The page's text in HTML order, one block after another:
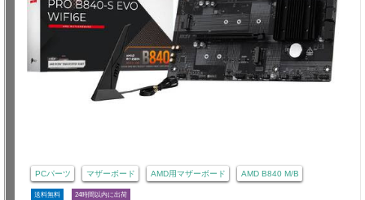
PCパーツ マザーボード AMD用マザーボード AMD B840 M/B
送料無料 24時間以内に出荷